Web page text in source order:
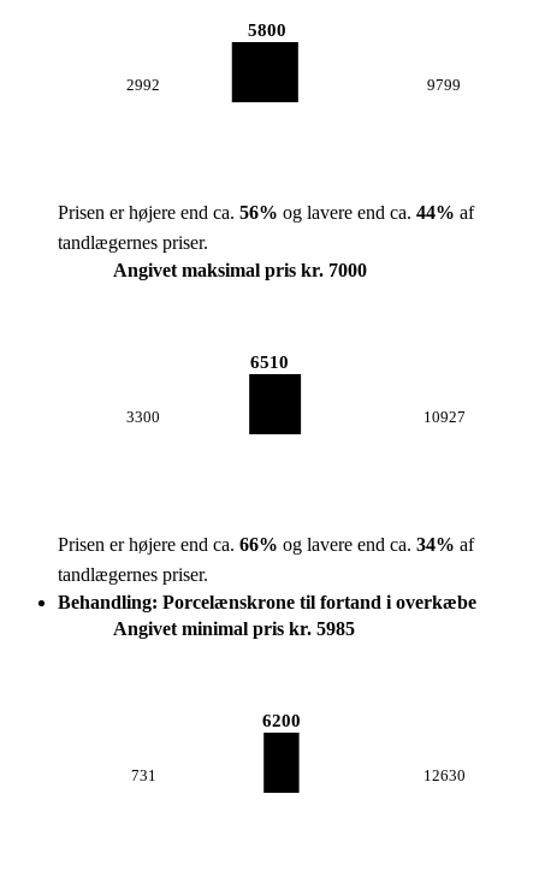
2992
5800
9799
Prisen er højere end ca. 56% og lavere end ca. 44% af
tandlægernes priser.
Angivet maksimal pris kr. 7000
3300
6510
10927
Prisen er højere end ca. 66% og lavere end ca. 34% af
tandlægernes priser.
Behandling: Porcelænskrone til fortand i overkæbe
Angivet minimal pris kr. 5985
731
6200
12630